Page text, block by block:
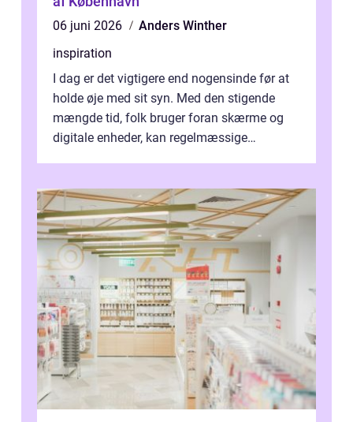
06 juni 2026
Anders Winther
inspiration
I dag er det vigtigere end nogensinde før at
holde øje med sit syn. Med den stigende
mængde tid, folk bruger foran skærme og
digitale enheder, kan regelmæssige